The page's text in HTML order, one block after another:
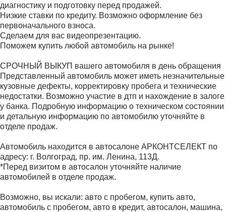
диагностику и подготовку перед продажей.
Низкие ставки по кредиту. Возможно оформление без
первоначального взноса.
Сделаем для вас видеопрезентацию.
Поможем купить любой автомобиль на рынке!
СРОЧНЫЙ ВЫКУП вашего автомобиля в день обращения
Представленный автомобиль может иметь незначительные
кузовные дефекты, корректировку пробега и технические
недостатки. Возможно участие в дтп и нахождение в залоге
у банка. Подробную информацию о техническом состоянии
и детальную информацию по автомобилю уточняйте в
отделе продаж.
Автомобиль находится в автосалоне АРКОНТСЕЛЕКТ по
адресу: г. Волгоград, пр. им. Ленина, 113Д.
*Перед визитом в автосалон уточняйте наличие
автомобилей в отделе продаж.
Возможно, вы искали: авто с пробегом, купить авто,
автомобиль с пробегом, авто в кредит, автосалон, машина,